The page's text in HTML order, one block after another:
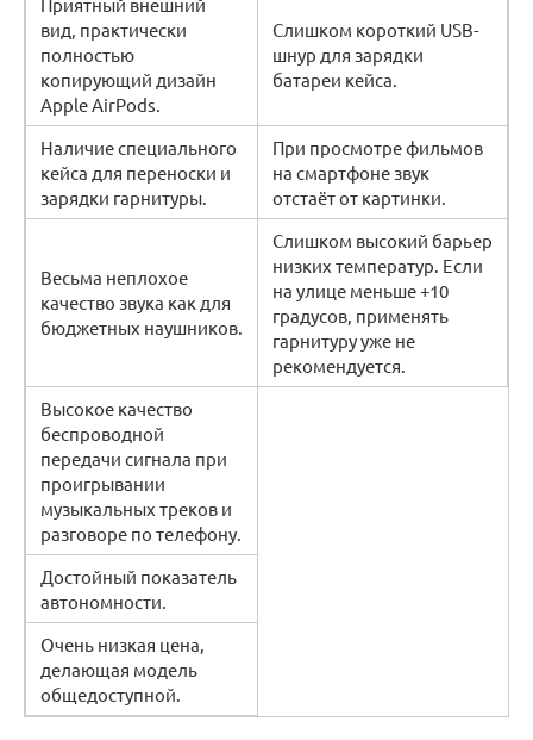
вид, практически
полностью
копирующий дизайн
Apple AirPods.
Слишком короткий USB-
шнур для зарядки
батареи кейса.
Наличие специального
кейса для переноски и
зарядки гарнитуры.
При просмотре фильмов
на смартфоне звук
отстаёт от картинки.
Весьма неплохое
качество звука как для
бюджетных наушников.
Слишком высокий барьер
низких температур. Если
на улице меньше +10
градусов, применять
гарнитуру уже не
рекомендуется.
Высокое качество
беспроводной
передачи сигнала при
проигрывании
музыкальных треков и
разговоре по телефону.
Достойный показатель
автономности.
Очень низкая цена,
делающая модель
общедоступной.